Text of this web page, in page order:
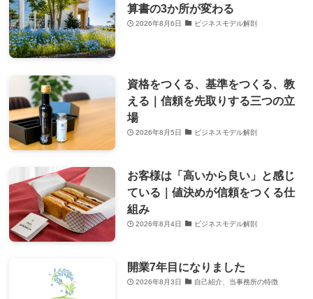
算書の3か所が変わる
2026年8月6日 ビジネスモデル解剖
資格をつくる、基準をつくる、教
える｜信頼を先取りする三つの立
場
2026年8月5日 ビジネスモデル解剖
お客様は「高いから良い」と感じ
ている｜値決めが信頼をつくる仕
組み
2026年8月4日 ビジネスモデル解剖
開業7年目になりました
2026年8月3日 自己紹介、当事務所の特徴